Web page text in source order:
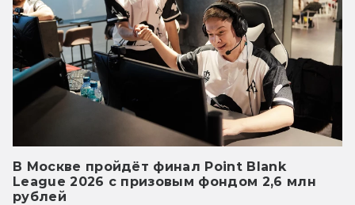
В Москве пройдёт финал Point Blank
League 2026 с призовым фондом 2,6 млн
рублей